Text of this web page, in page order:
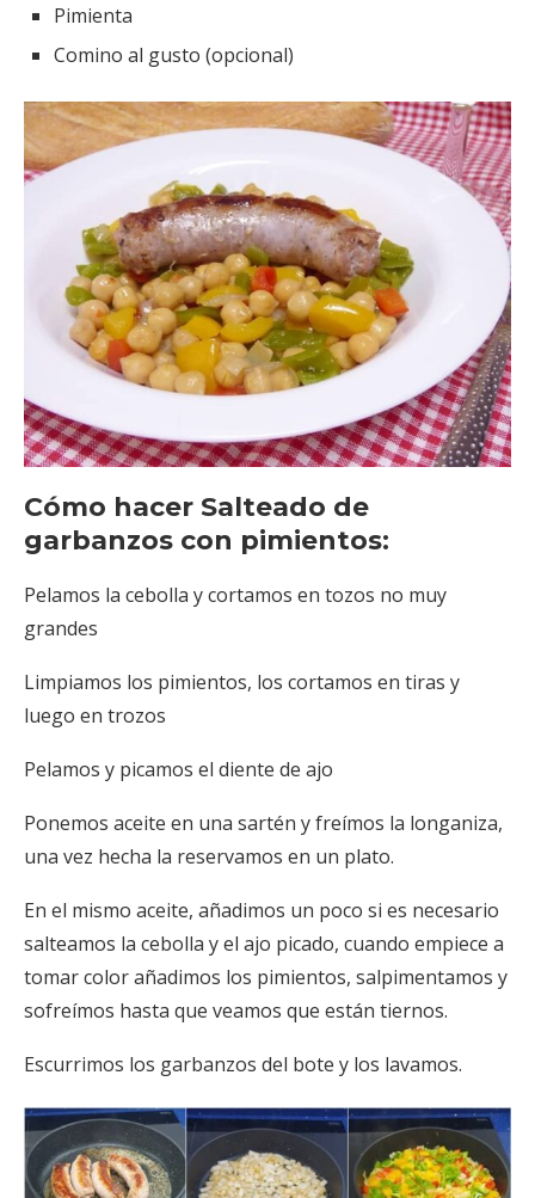
Pimienta
Comino al gusto (opcional)
Cómo hacer Salteado de
garbanzos con pimientos:
Pelamos la cebolla y cortamos en tozos no muy
grandes
Limpiamos los pimientos, los cortamos en tiras y
luego en trozos
Pelamos y picamos el diente de ajo
Ponemos aceite en una sartén y freímos la longaniza,
una vez hecha la reservamos en un plato.
En el mismo aceite, añadimos un poco si es necesario
salteamos la cebolla y el ajo picado, cuando empiece a
tomar color añadimos los pimientos, salpimentamos y
sofreímos hasta que veamos que están tiernos.
Escurrimos los garbanzos del bote y los lavamos.